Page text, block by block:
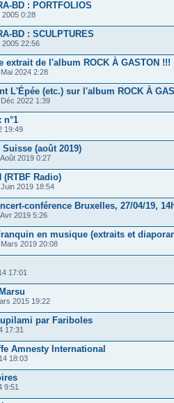
BD : PORTFOLIOS
2005 0:28
BD : SCULPTURES
22:56
extrait de l'album ROCK À GASTON !!!
2024 2:28
L'Épée (etc.) sur l'album ROCK À
2022 1:39
n°1
19:49
Suisse (août 2019)
2019 0:27
(RTBF Radio)
2019 18:54
conférence Bruxelles, 27/04/19,
2019 5:26
en musique (extraits et
2019 20:08
17:01
2015 19:22
par Fariboles
17:31
Amnesty International
18:03
9:51